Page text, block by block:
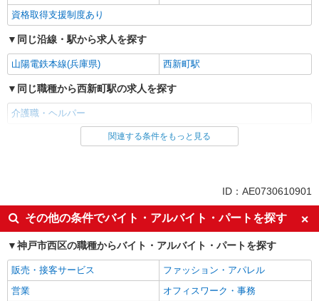
キープ
派遣社員
株式会社kotrio /●KB-H-2020536
伊川谷駅＊高級シニアマンションでのサポート
時給1450円〜2187円 ＜日払い有/週払い有/交
派遣社員
株式会社kotrio /●KB-H-1877662
レア＊欠員により急募！シニア向けマンション
時給1550円〜2187円 ＜日払い有/週払い有/交
資格取得支援制度あり
同じ沿線・駅から求人を探す
山陽電鉄本線(兵庫県) 西新町駅
同じ職種から西新町駅の求人を探す
介護職・ヘルパー
同じ雇用形態から西新町駅の求人を探す
入社日応相談
未経験歓迎
経験者・有資格者歓迎
新卒・第二新卒歓迎
女性活躍中
主婦・主夫歓迎
フリーター歓迎
学歴不問
ブランクOK
ミドル（40代～）活躍中
関連する条件をもっと見る
ID：AE0730610901
その他の条件でバイト・アルバイト・パートを探す
神戸市西区の職種からバイト・アルバイト・パートを探す
販売・接客サービス
ファッション・アパレル
営業
オフィスワーク・事務